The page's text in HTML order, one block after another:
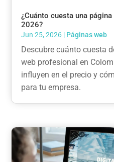
¿Cuánto cuesta una
2026?
Jun 25, 2026 | Páginas web
Descubre cuánto cuesta
web profesional en
influyen en el precio y
para tu empresa.